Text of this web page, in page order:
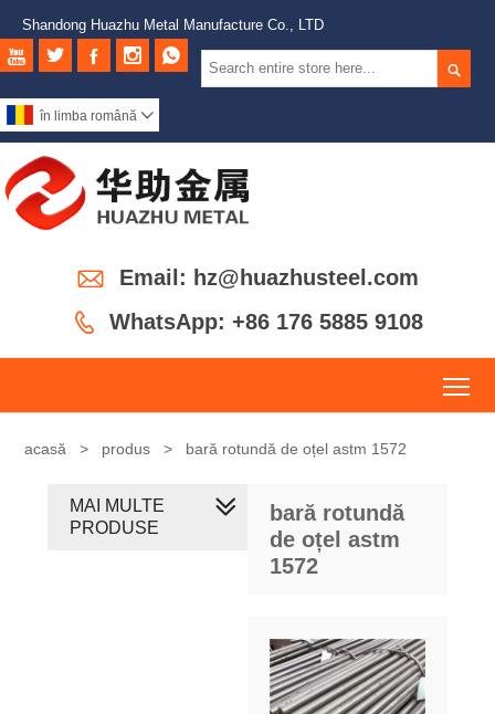
Shandong Huazhu Metal Manufacture Co., LTD

    
în limba română 
 Email: hz@huazhusteel.com
 WhatsApp: +86 176 5885 9108
acasă > produs > bară rotundă de oțel astm 1572
bară rotundă
de oțel astm
1572
MAI MULTE
PRODUSE